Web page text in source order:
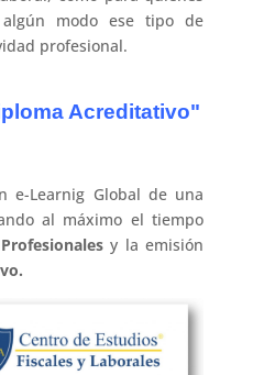
modo ese tipo de
profesional.
Acreditativo"
e-Learnig Global de una
al máximo el tiempo
y la emisión